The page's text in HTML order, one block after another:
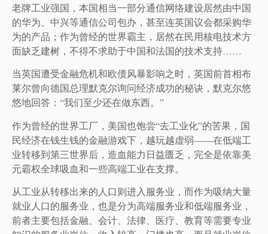
老牌工业强国，本国相当一部分通信网络建设居然由中国
的华为、中兴等通信公司包办，甚至连英国议会都采购华
为的产品；作为曾经的世界霸主，居然在民用核电技术方
面缺乏建树，不得不求助于中国和法国的技术支持……
当英国遭受金融危机和欧债风暴影响之时，英国前首相布
莱尔曾向德国总理默克尔询问经济成功的秘诀，默克尔悠
悠地回答：“我们至少还在做东西。”
作为曾经的世界工厂，美国也饱尝“去工业化”的苦果，国
民经济在钱生钱的金融游戏下，越玩越虚弱——在低端工
业转移到第三世界后，造血能力日益匮乏，完全是依靠美
元霸权全球吸血和一些高端工业在支撑。
从工业从转移出来的人口则进入服务业，而作为吸纳大量
就业人口的服务业，也是分为高端服务业和低端服务业，
前者主要包括金融、会计、法律、医疗、教育等需要专业